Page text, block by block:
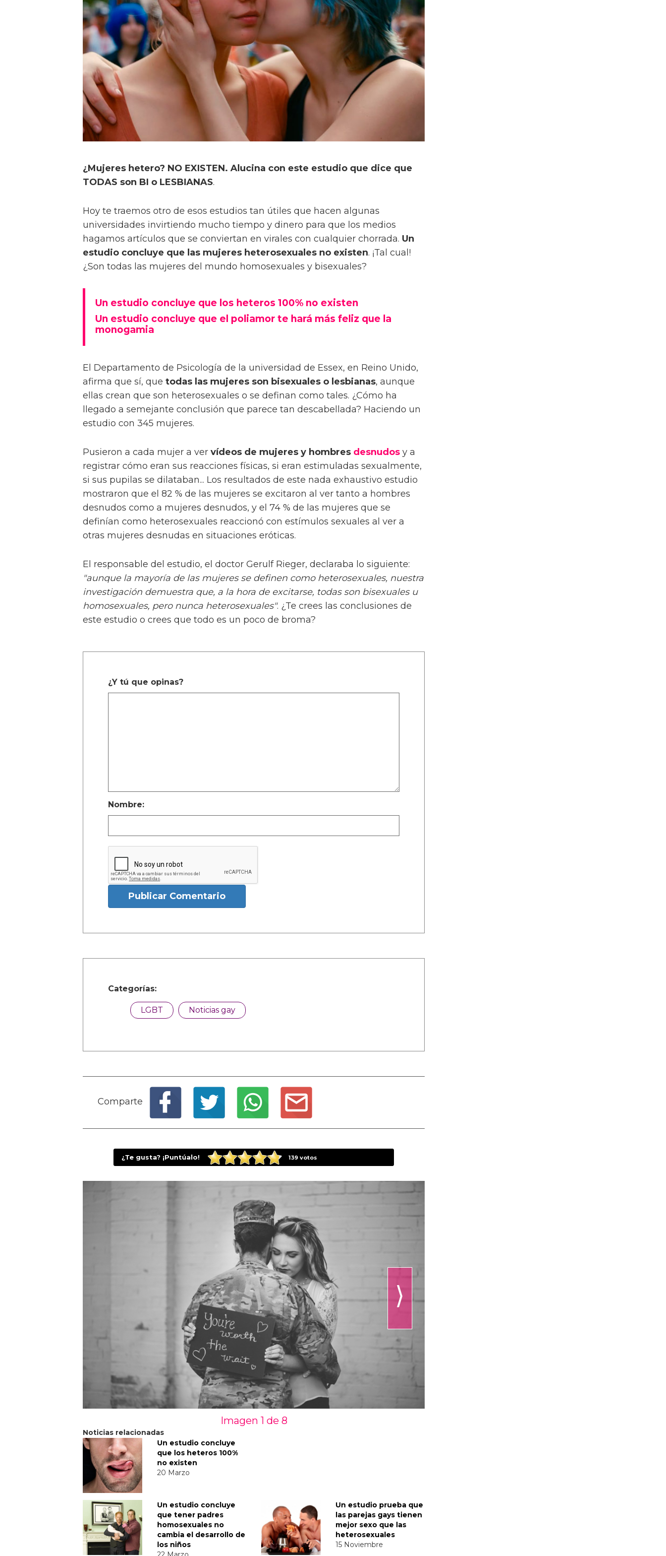
¿Mujeres hetero? NO EXISTEN. Alucina con este estudio que dice que
TODAS son BI o LESBIANAS.
Hoy te traemos otro de esos estudios tan útiles que hacen algunas
universidades invirtiendo mucho tiempo y dinero para que los medios
hagamos artículos que se conviertan en virales con cualquier chorrada. Un
estudio concluye que las mujeres heterosexuales no existen. ¡Tal cual!
¿Son todas las mujeres del mundo homosexuales y bisexuales?
Un estudio concluye que los heteros 100% no existen
Un estudio concluye que el poliamor te hará más feliz que la
monogamia
El Departamento de Psicología de la universidad de Essex, en Reino Unido,
afirma que sí, que todas las mujeres son bisexuales o lesbianas, aunque
ellas crean que son heterosexuales o se definan como tales. ¿Cómo ha
llegado a semejante conclusión que parece tan descabellada? Haciendo un
estudio con 345 mujeres.
Pusieron a cada mujer a ver vídeos de mujeres y hombres desnudos y a
registrar cómo eran sus reacciones físicas, si eran estimuladas sexualmente,
si sus pupilas se dilataban... Los resultados de este nada exhaustivo estudio
mostraron que el 82 % de las mujeres se excitaron al ver tanto a hombres
desnudos como a mujeres desnudos, y el 74 % de las mujeres que se
definían como heterosexuales reaccionó con estímulos sexuales al ver a
otras mujeres desnudas en situaciones eróticas.
El responsable del estudio, el doctor Gerulf Rieger, declaraba lo siguiente:
"aunque la mayoría de las mujeres se definen como heterosexuales, nuestra
investigación demuestra que, a la hora de excitarse, todas son bisexuales u
homosexuales, pero nunca heterosexuales". ¿Te crees las conclusiones de
este estudio o crees que todo es un poco de broma?
¿Y tú que opinas?
Nombre:
Publicar Comentario
Categorías:
LGBT Noticias gay
Comparte
¿Te gusta? ¡Puntúalo! 139 votos
⟩
Imagen 1 de 8
Noticias relacionadas
Un estudio concluye
que los heteros 100%
no existen
20 Marzo
Un estudio concluye
que tener padres
homosexuales no
cambia el desarrollo de
los niños
Un estudio prueba que
las parejas gays tienen
mejor sexo que las
heterosexuales
15 Noviembre